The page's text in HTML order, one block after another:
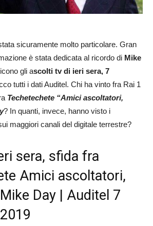
sicuramente molto particolare. Gran
è stata dedicata al ricordo di Mike
gli ascolti tv di ieri sera, 7
tutti i dati Auditel. Chi ha vinto fra Rai 1
Techetechete “Amici ascoltatori,
? In quanti, invece, hanno visto i
maggiori canali del digitale terrestre?
sera, sfida fra
Amici ascoltatori,
Day | Auditel 7